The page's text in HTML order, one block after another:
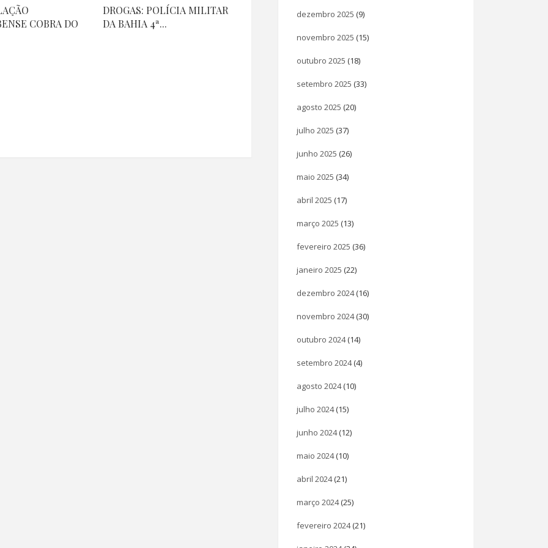
COBRA DO
DROGAS: POLÍCIA MILITAR
DA BAHIA 4ª...
dezembro 2025 (9)
novembro 2025 (15)
outubro 2025 (18)
setembro 2025 (33)
agosto 2025 (20)
julho 2025 (37)
junho 2025 (26)
maio 2025 (34)
abril 2025 (17)
março 2025 (13)
fevereiro 2025 (36)
janeiro 2025 (22)
dezembro 2024(16)
novembro 2024(30)
outubro 2024(14)
setembro 2024(4)
agosto 2024(10)
julho 2024(15)
junho 2024(12)
maio 2024(10)
abril 2024(21)
março 2024(25)
fevereiro 2024(21)